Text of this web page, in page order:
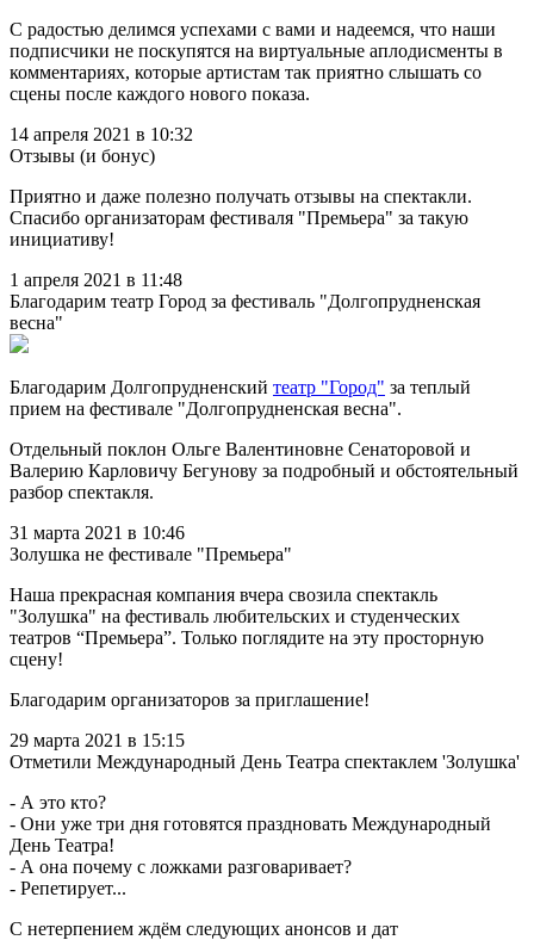
С радостью делимся успехами с вами и надеемся, что наши
подписчики не поскупятся на виртуальные аплодисменты в
комментариях, которые артистам так приятно слышать со
сцены после каждого нового показа.
14 апреля 2021 в 10:32
Отзывы (и бонус)
Приятно и даже полезно получать отзывы на спектакли.
Спасибо организаторам фестиваля "Премьера" за такую
инициативу!
1 апреля 2021 в 11:48
Благодарим театр Город за фестиваль "Долгопрудненская
весна"
Благодарим Долгопрудненский театр "Город" за теплый
прием на фестивале "Долгопрудненская весна".
Отдельный поклон Ольге Валентиновне Сенаторовой и
Валерию Карловичу Бегунову за подробный и обстоятельный
разбор спектакля.
31 марта 2021 в 10:46
Золушка не фестивале "Премьера"
Наша прекрасная компания вчера свозила спектакль
"Золушка" на фестиваль любительских и студенческих
театров “Премьера”. Только поглядите на эту просторную
сцену!
Благодарим организаторов за приглашение!
29 марта 2021 в 15:15
Отметили Международный День Театра спектаклем 'Золушка'
- А это кто?
- Они уже три дня готовятся праздновать Международный
День Театра!
- А она почему с ложками разговаривает?
- Репетирует...
С нетерпением ждём следующих анонсов и дат